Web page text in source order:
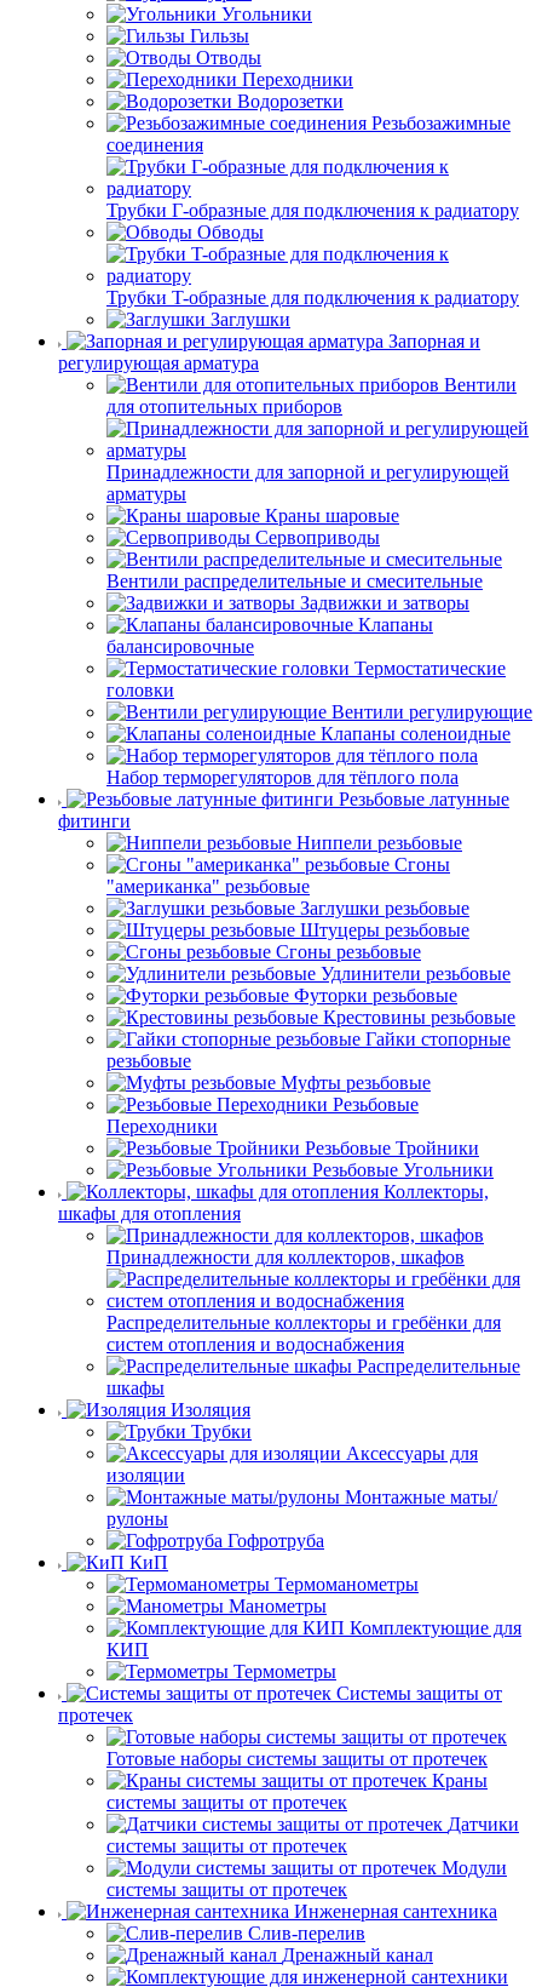
Угольники
Гильзы
Отводы
Переходники
Водорозетки
Резьбозажимные
соединения
Трубки Г-образные для подключения к радиатору
Обводы
Трубки T-образные для подключения к радиатору
Заглушки
Запорная и
регулирующая арматура
Вентили
для отопительных приборов
Принадлежности для запорной и регулирующей
арматуры
Краны шаровые
Сервоприводы
Вентили распределительные и смесительные
Задвижки и затворы
Клапаны
балансировочные
Термостатические
головки
Вентили регулирующие
Клапаны соленоидные
Набор терморегуляторов для тёплого пола
Резьбовые латунные
фитинги
Ниппели резьбовые
Сгоны
"американка" резьбовые
Заглушки резьбовые
Штуцеры резьбовые
Сгоны резьбовые
Удлинители резьбовые
Футорки резьбовые
Крестовины резьбовые
Гайки стопорные
резьбовые
Муфты резьбовые
Резьбовые
Переходники
Резьбовые Тройники
Резьбовые Угольники
Коллекторы,
шкафы для отопления
Принадлежности для коллекторов, шкафов
Распределительные коллекторы и гребёнки для
систем отопления и водоснабжения
Распределительные
шкафы
Изоляция
Трубки
Аксессуары для
изоляции
Монтажные маты/
рулоны
Гофротруба
КиП
Термоманометры
Манометры
Комплектующие для
КИП
Термометры
Системы защиты от
протечек
Готовые наборы системы защиты от протечек
Краны
системы защиты от протечек
Датчики
системы защиты от протечек
Модули
системы защиты от протечек
Инженерная сантехника
Слив-перелив
Дренажный канал